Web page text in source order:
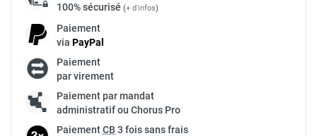
100% sécurisé (+ d'infos)
Paiement
via PayPal
Paiement
par virement
Paiement par mandat
administratif ou Chorus Pro
PaiementCB 3 fois sans frais